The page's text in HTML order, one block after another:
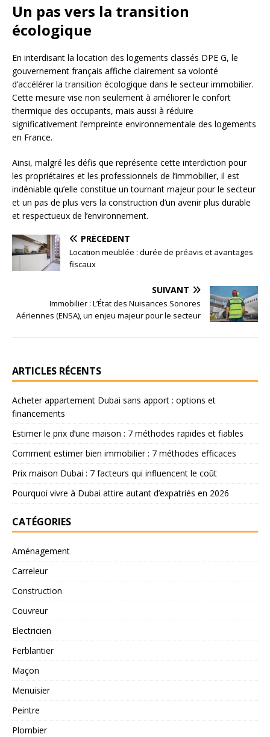
Un pas vers la transition
écologique
En interdisant la location des logements classés DPE G, le
gouvernement français affiche clairement sa volonté
d’accélérer la transition écologique dans le secteur immobilier.
Cette mesure vise non seulement à améliorer le confort
thermique des occupants, mais aussi à réduire
significativement l’empreinte environnementale des logements
en France.
Ainsi, malgré les défis que représente cette interdiction pour
les propriétaires et les professionnels de l’immobilier, il est
indéniable qu’elle constitue un tournant majeur pour le secteur
et un pas de plus vers la construction d’un avenir plus durable
et respectueux de l’environnement.
PRÉCÉDENT
Location meublée : durée de préavis et avantages
fiscaux
SUIVANT
Immobilier : L’État des Nuisances Sonores
Aériennes (ENSA), un enjeu majeur pour le secteur
ARTICLES RÉCENTS
Acheter appartement Dubai sans apport : options et
financements
Estimer le prix d’une maison : 7 méthodes rapides et fiables
Comment estimer bien immobilier : 7 méthodes efficaces
Prix maison Dubai : 7 facteurs qui influencent le coût
Pourquoi vivre à Dubai attire autant d’expatriés en 2026
CATÉGORIES
Aménagement
Carreleur
Construction
Couvreur
Electricien
Ferblantier
Maçon
Menuisier
Peintre
Plombier